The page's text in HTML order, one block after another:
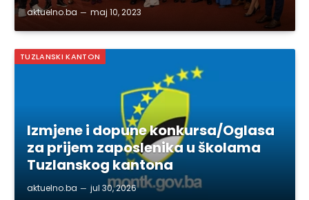
aktuelno.ba maj 10, 2023
TUZLANSKI KANTON
Izmjene i dopune konkursa/Oglasa
za prijem zaposlenika u školama
Tuzlanskog kantona
aktuelno.ba jul 30, 2026